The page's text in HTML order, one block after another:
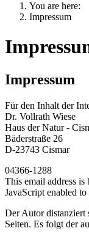
You are here:
Impressum
Impressum
Für den Inhalt der
Dr. Vollrath Wiese
Haus der Natur -
Bäderstraße 26
D-23743 Cismar
04366-1288
This email address is
JavaScript enabled
Der Autor distanziert
Seiten. Es folgt der